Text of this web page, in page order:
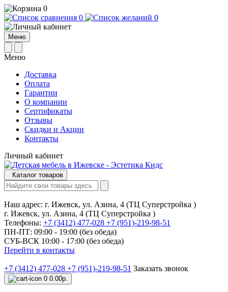
0
0
0
Меню
Меню
Доставка
Оплата
Гарантии
О компании
Сертификаты
Отзывы
Cкидки и Акции
Контакты
Личный кабинет
Каталог товаров
Наш адрес: г. Ижевск, ул. Азина, 4 (ТЦ Суперстройка )
г. Ижевск, ул. Азина, 4 (ТЦ Суперстройка )
Телефоны: +7 (3412) 477-028 +7 (951)-219-98-51
ПН-ПТ: 09:00 - 19:00 (без обеда)
СУБ-ВСК 10:00 - 17:00 (без обеда)
Перейти в контакты
+7 (3412) 477-028 +7 (951)-219-98-51 Заказать звонок
0 0.00р.